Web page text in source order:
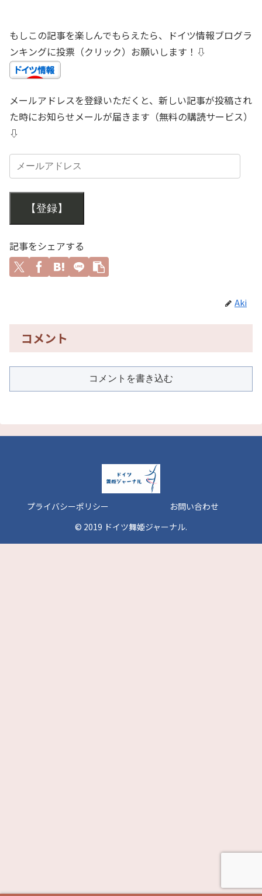
もしこの記事を楽しんでもらえたら、ドイツ情報ブログラ
ンキングに投票（クリック）お願いします！⇩
メールアドレスを登録いただくと、新しい記事が投稿され
た時にお知らせメールが届きます（無料の購読サービス）
⇩
【登録】
記事をシェアする
Aki
コメント
コメントを書き込む
プライバシーポリシー
お問い合わせ
© 2019 ドイツ舞姫ジャーナル.